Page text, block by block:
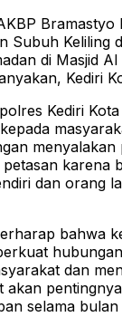
Bramastyo
Subuh Keliling
di Masjid
Kediri
Kediri
menyalakan
karena
dan orang
bahwa
dan
akan
selama bulan